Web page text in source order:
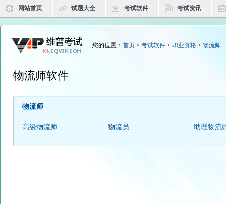
网站首页 试题大全 考试软件 考试资讯
您的位置： 首页 > 考试软件 > 职业资格 > 物流师
物流师软件
物流师
高级物流师 物流员 助理物流